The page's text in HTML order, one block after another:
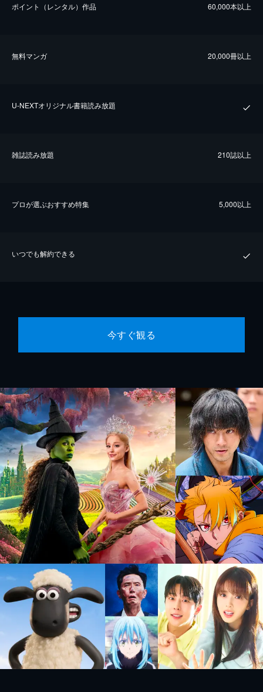
ポイント（レンタル）作品 60,000本以上
無料マンガ 20,000冊以上
U-NEXTオリジナル書籍読み放題
雑誌読み放題 210誌以上
プロが選ぶおすすめ特集 5,000以上
いつでも解約できる
今すぐ観る